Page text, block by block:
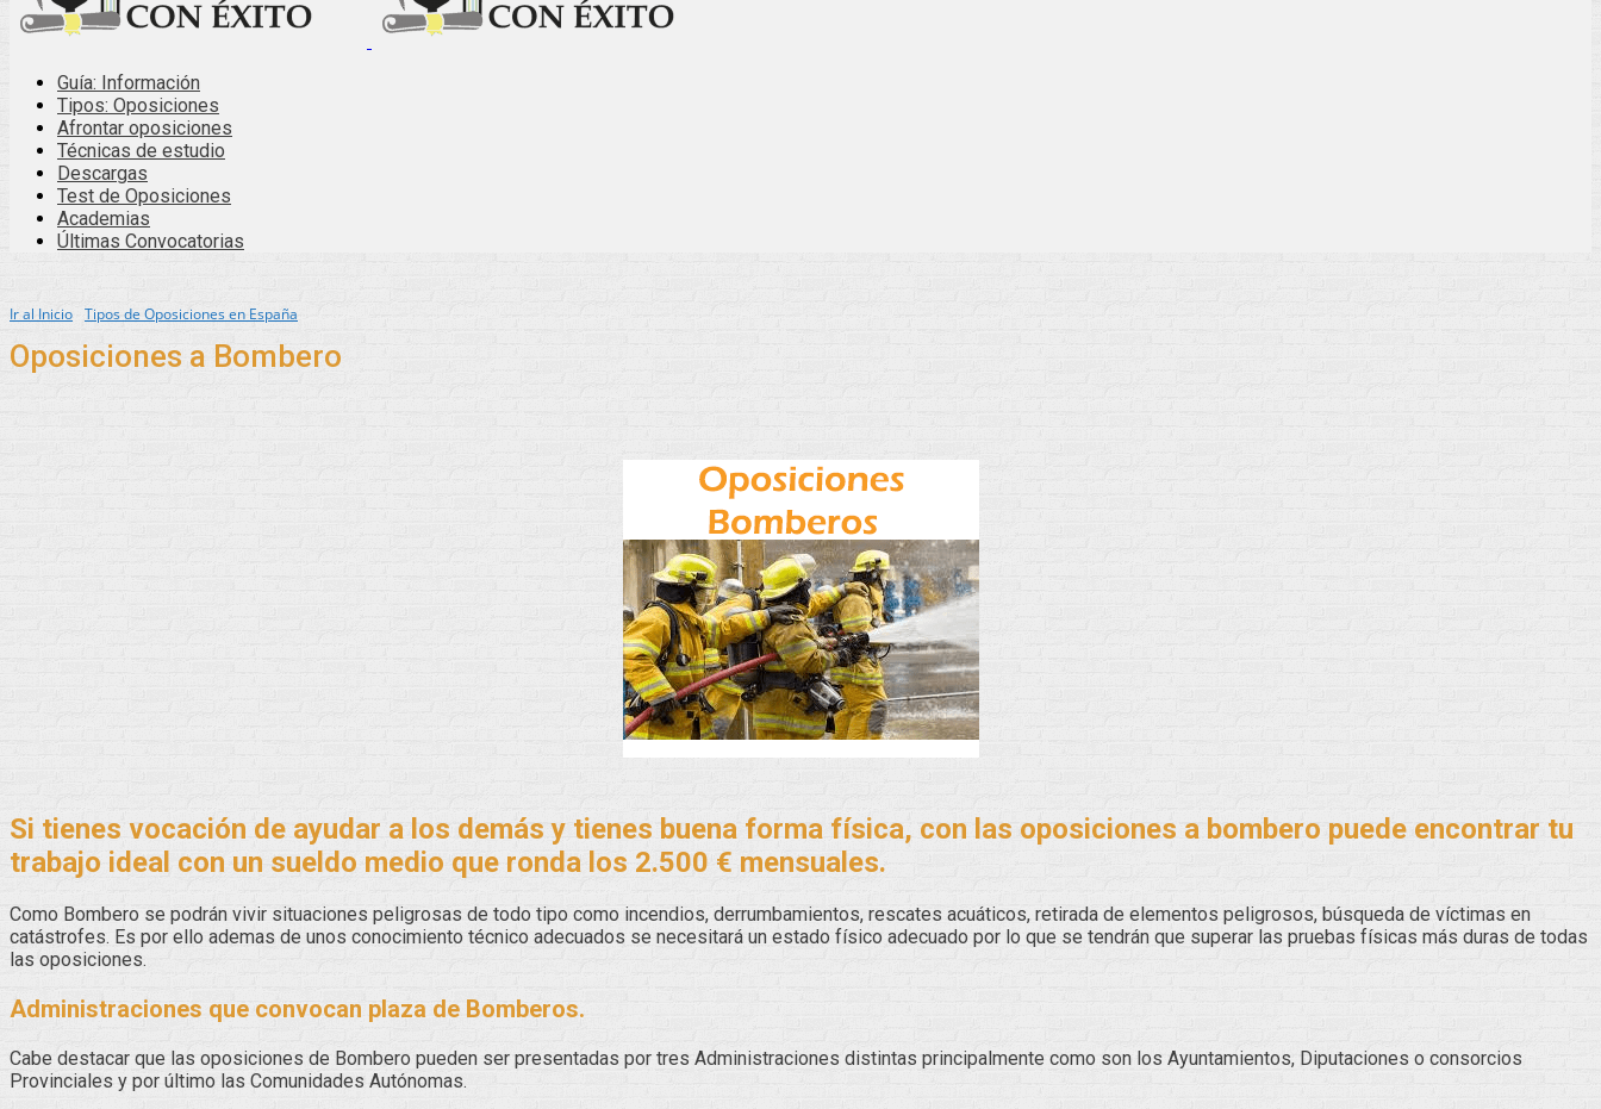
Guía: Información
Tipos: Oposiciones
Afrontar oposiciones
Técnicas de estudio
Descargas
Test de Oposiciones
Academias
Últimas Convocatorias
Ir al Inicio Tipos de Oposiciones en España
Oposiciones a Bombero
Si tienes vocación de ayudar a los demás y tienes buena forma física, con las oposiciones a bombero puede encontrar tu
trabajo ideal con un sueldo medio que ronda los 2.500 € mensuales.
Como Bombero se podrán vivir situaciones peligrosas de todo tipo como incendios, derrumbamientos, rescates acuáticos, retirada de elementos peligrosos, búsqueda de víctimas en
catástrofes. Es por ello ademas de unos conocimiento técnico adecuados se necesitará un estado físico adecuado por lo que se tendrán que superar las pruebas físicas más duras de todas
las oposiciones.
Administraciones que convocan plaza de Bomberos.
Cabe destacar que las oposiciones de Bombero pueden ser presentadas por tres Administraciones distintas principalmente como son los Ayuntamientos, Diputaciones o consorcios
Provinciales y por último las Comunidades Autónomas.